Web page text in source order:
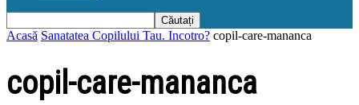
Acasă Sanatatea Copilului Tau. Incotro? copil-care-mananca
copil-care-mananca